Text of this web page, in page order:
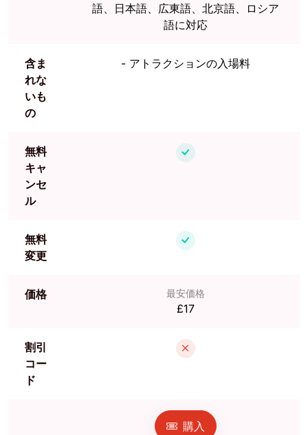
語、日本語、広東語、北京語、ロシア
語に対応
含ま
れな
いも
の
- アトラクションの入場料
無料
キャ
ンセ
ル
無料
変更
価格 最安価格
£17
割引
コー
ド
購入